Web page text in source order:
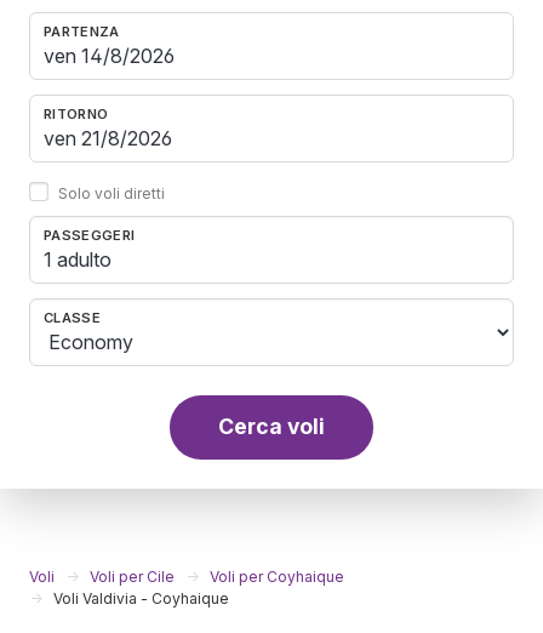
PARTENZA
RITORNO
Solo voli diretti
PASSEGGERI
1 adulto
CLASSE
Cerca voli
Voli Voli per Cile
Voli per Coyhaique
Voli Valdivia - Coyhaique